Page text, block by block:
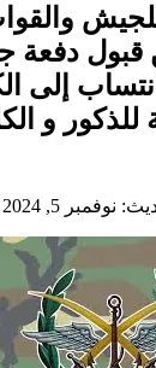
للجيش
قبول دفعة
إلى
للذكور و
نوفمبر 5, 2024